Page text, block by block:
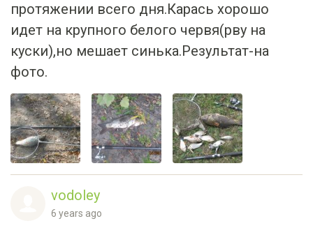
протяжении всего дня.Карась хорошо
идет на крупного белого червя(рву на
куски),но мешает синька.Результат-на
фото.
vodoley
6 years ago